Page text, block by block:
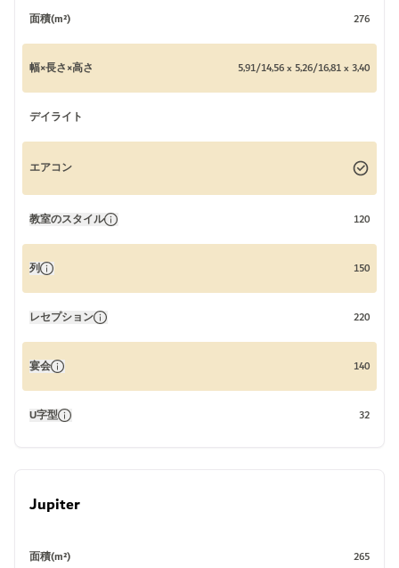
面積(m²) 276
幅×長さ×高さ 5,91/14,56 x 5,26/16,81 x 3,40
デイライト
エアコン
教室のスタイル 120
列 150
レセプション 220
宴会 140
U字型 32
Jupiter
面積(m²) 265